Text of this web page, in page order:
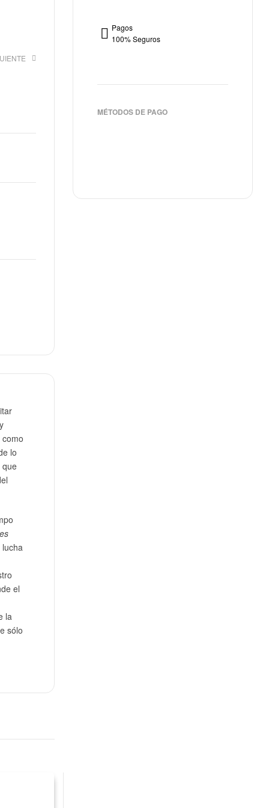
lo
que
el
la
sólo
Pagos
100% Seguros
MÉTODOS DE PAGO